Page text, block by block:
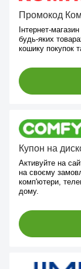
Промокод
Інтернет-
будь-яких
кошику покупок
Купон на
Активуйте на
на своєму
комп'ютери,
дому.